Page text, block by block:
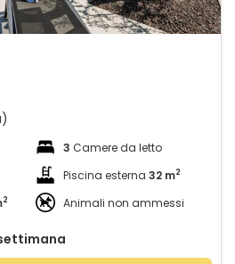
3 Camere da letto
Piscina esterna 32 m2
2 Animali non ammessi